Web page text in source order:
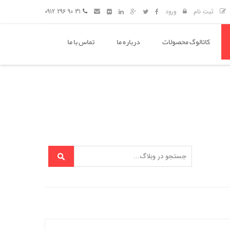
ثبت نام ورود
کاتالوگ محصولات درباره ما تماس با ما